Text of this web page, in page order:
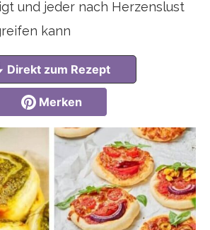
und jeder nach Herzenslust
kann
Direkt zum Rezept
Merken